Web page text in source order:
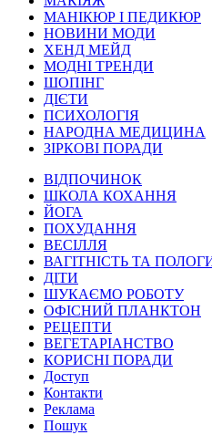
МАНІКЮР І ПЕДИКЮР
НОВИНИ МОДИ
ХЕНД МЕЙД
МОДНІ ТРЕНДИ
ШОПІНГ
ДІЄТИ
ПСИХОЛОГІЯ
НАРОДНА МЕДИЦИНА
ЗІРКОВІ ПОРАДИ
ВІДПОЧИНОК
ШКОЛА КОХАННЯ
ЙОГА
ПОХУДАННЯ
ВЕСІЛЛЯ
ВАГІТНІСТЬ ТА
ДІТИ
ШУКАЄМО РОБОТУ
ОФІСНИЙ ПЛАНКТОН
РЕЦЕПТИ
ВЕГЕТАРІАНСТВО
КОРИСНІ ПОРАДИ
Доступ
Контакти
Реклама
Пошук